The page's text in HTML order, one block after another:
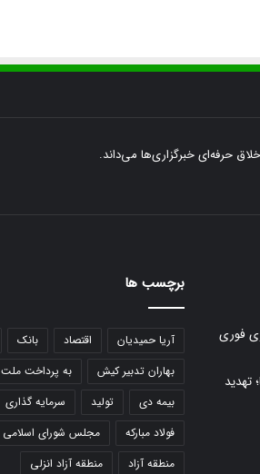
حرفه‌ای خبرگزاری‌ها می‌داند.
فوری
تهدید
برچسب ها
آریا حمیدیان اقتصاد بانک
بهاران تدبیر کیش
به پرداخت ملت
بیمه دی
تولید سرمایه گذاری
فولاد مبارکه
مجلس شورای اسلامی
منطقه آزاد
منطقه آزاد انزلی